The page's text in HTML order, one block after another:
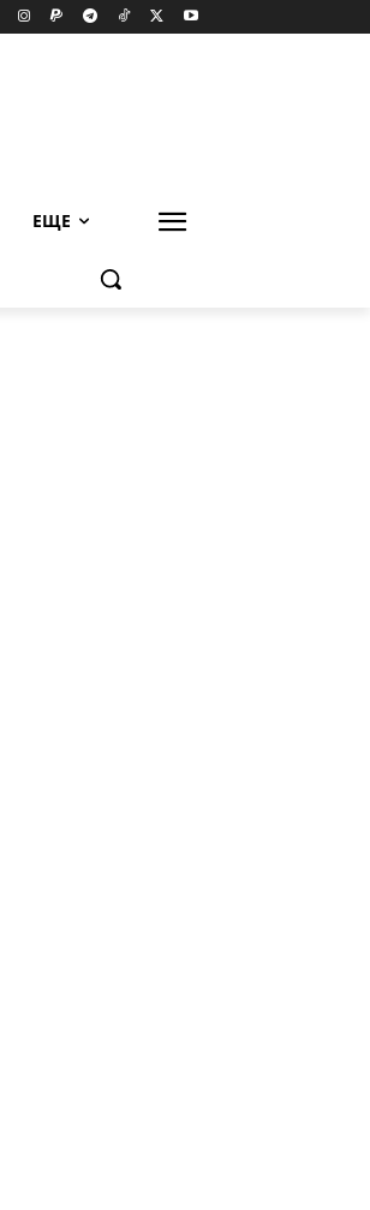
ЕЩЕ